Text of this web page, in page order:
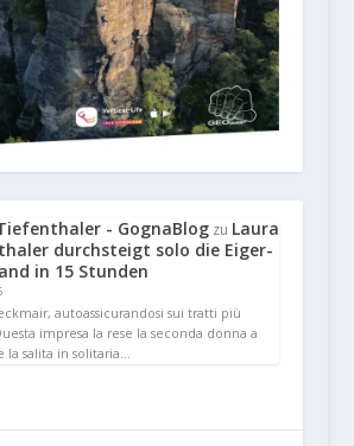
- GognaBlogzu Laura
durchsteigt solo die Eiger-
in 15 Stunden
autoassicurandosi sui tratti più
impresa la rese la seconda donna a
la salita in solitaria…